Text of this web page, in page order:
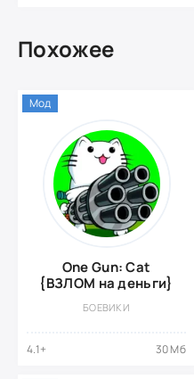
Похожее
One Gun: Cat
{ВЗЛОМ на деньги}
БОЕВИКИ
4.1+ 30 Мб
Мод